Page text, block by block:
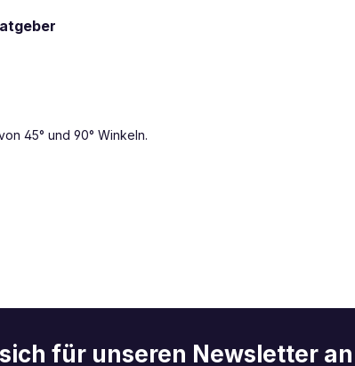
45° und 90° Winkeln.
für unseren Newsletter